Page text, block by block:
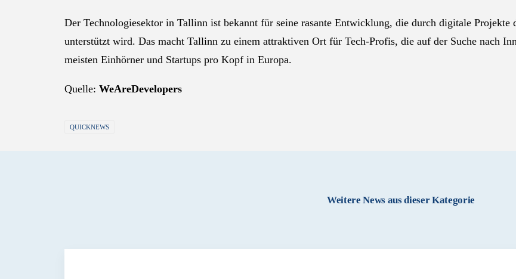
Der Technologiesektor in Tallinn ist bekannt für seine rasante Entwicklung, die durch digitale
unterstützt wird. Das macht Tallinn zu einem attraktiven Ort für Tech-Profis, die auf der Suche nach
meisten Einhörner und Startups pro Kopf in Europa.
Quelle: WeAreDevelopers
QUICKNEWS
Weitere News aus dieser Kategorie